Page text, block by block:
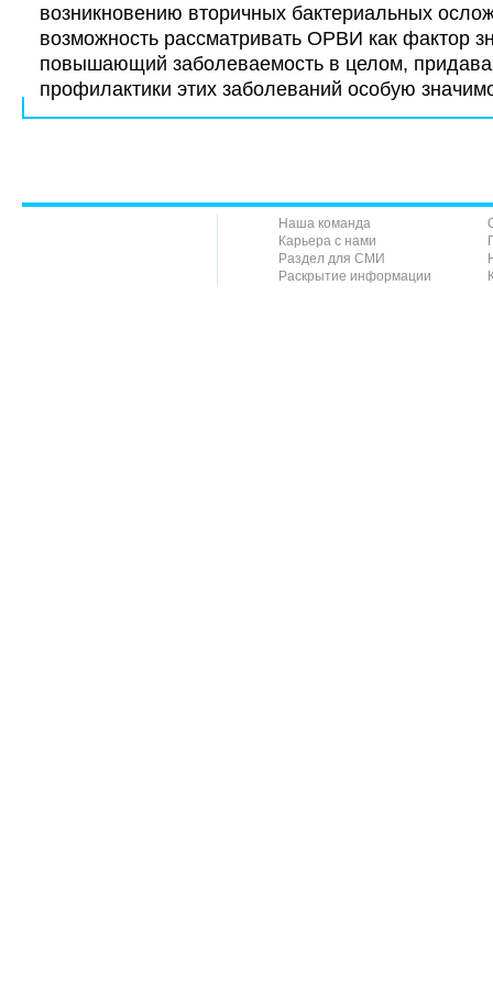
возникновению вторичных бактериальных
возможность рассматривать ОРВИ как фактор
повышающий заболеваемость в целом,
профилактики этих заболеваний особую
Наша команда
Карьера с нами
Раздел для СМИ
Раскрытие информации